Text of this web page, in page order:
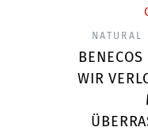
NATURAL
WIR